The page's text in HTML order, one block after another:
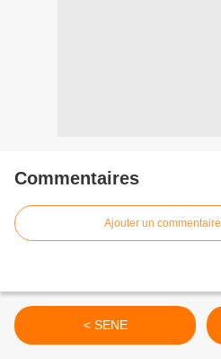
Commentaires
Ajouter un commentaire
< SENE